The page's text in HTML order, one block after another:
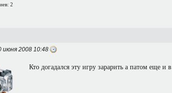
2
июня 2008 10:48
Кто догадался эту игру зарарить а патом еще и